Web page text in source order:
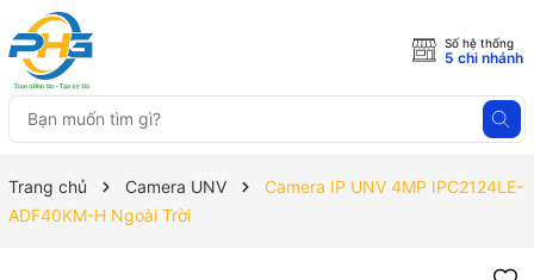
Số hệ thống
5 chi nhánh
Trang chủ Camera UNV
Camera IP UNV 4MP IPC2124LE-
ADF40KM-H Ngoài Trời